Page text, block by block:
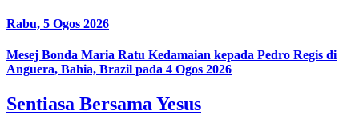
Rabu, 5 Ogos 2026
Mesej Bonda Maria Ratu Kedamaian kepada Pedro Regis di
Anguera, Bahia, Brazil pada 4 Ogos 2026
Sentiasa Bersama Yesus